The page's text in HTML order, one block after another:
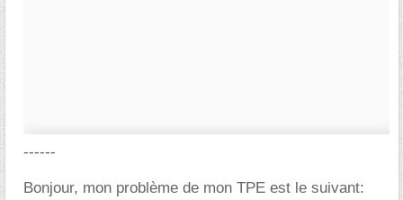
------
Bonjour, mon problème de mon TPE est le suivant: